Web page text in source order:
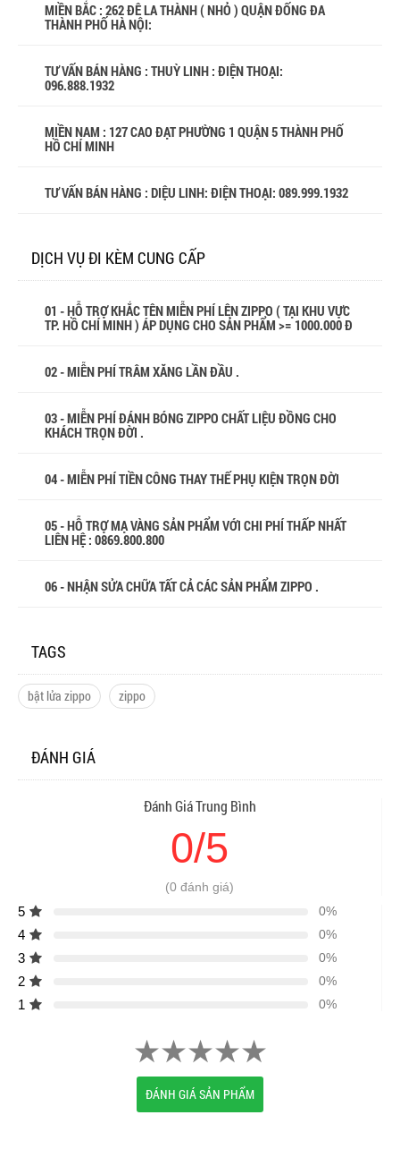
MIỀN BẮC : 262 ĐÊ LA THÀNH ( NHỎ ) QUẬN ĐỐNG ĐA
THÀNH PHỐ HÀ NỘI:
TƯ VẤN BÁN HÀNG : THUỲ LINH : ĐIỆN THOẠI:
096.888.1932
MIỀN NAM : 127 CAO ĐẠT PHƯỜNG 1 QUẬN 5 THÀNH PHỐ
HỒ CHÍ MINH
TƯ VẤN BÁN HÀNG : DIỆU LINH: ĐIỆN THOẠI: 089.999.1932
DỊCH VỤ ĐI KÈM CUNG CẤP
01 - HỖ TRỢ KHẮC TÊN MIỄN PHÍ LÊN ZIPPO ( TẠI KHU VỰC
TP. HỒ CHÍ MINH ) ÁP DỤNG CHO SẢN PHẨM >= 1000.000 Đ
02 - MIỄN PHÍ TRÂM XĂNG LẦN ĐẦU .
03 - MIỄN PHÍ ĐÁNH BÓNG ZIPPO CHẤT LIỆU ĐỒNG CHO
KHÁCH TRỌN ĐỜI .
04 - MIỄN PHÍ TIỀN CÔNG THAY THẾ PHỤ KIỆN TRỌN ĐỜI
05 - HỖ TRỢ MẠ VÀNG SẢN PHẨM VỚI CHI PHÍ THẤP NHẤT
LIÊN HỆ : 0869.800.800
06 - NHẬN SỬA CHỮA TẤT CẢ CÁC SẢN PHẨM ZIPPO .
TAGS
bật lửa zippo zippo
ĐÁNH GIÁ
Đánh Giá Trung Bình
0/5
(0 đánh giá)
5 0%
4 0%
3 0%
2 0%
1 0%
ĐÁNH GIÁ SẢN PHẨM